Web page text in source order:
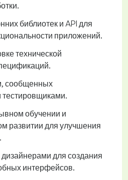
библиотек и API для
приложений.
технической
сообщенных
тестировщиками.
обучении и
развитии для улучшения
для создания
интерфейсов.